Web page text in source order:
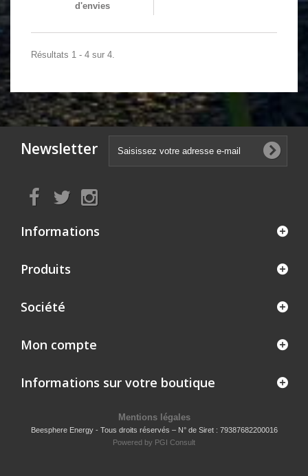
d'envies
Résultats 1 - 4 sur 4.
Newsletter
Informations
Produits
Société
Mon compte
Informations sur votre boutique
Mentions légales
Beesphere Energy - Tous droits réservés – N° de Siret : 79387682200016
Powered by PGI Consult